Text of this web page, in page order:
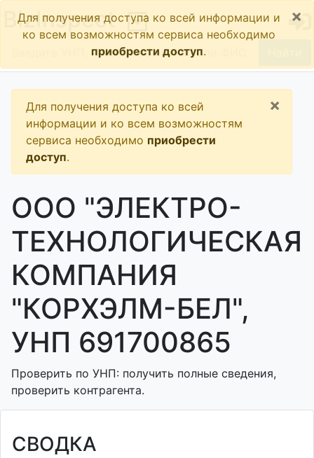
BizInspect
Для получения доступа ко всей информации и
ко всем возможностям сервиса необходимо
приобрести доступ.
×
Для получения доступа ко всей
информации и ко всем возможностям
сервиса необходимо приобрести
доступ.
×
ООО "ЭЛЕКТРО-
ТЕХНОЛОГИЧЕСКАЯ
КОМПАНИЯ
"КОРХЭЛМ-БЕЛ",
УНП 691700865
Проверить по УНП: получить полные сведения,
проверить контрагента.
СВОДКА